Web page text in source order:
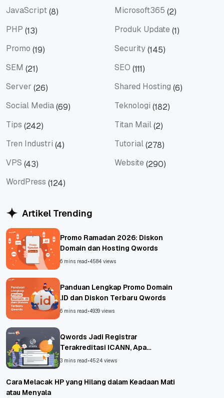
JavaScript(8) Microsoft365 (2)
PHP (13) Produk Update (1)
Promo (19) Security(145)
SEM (21) SEO (111)
Server (26) Shared Hosting (6)
Social Media(69) Teknologi (182)
Tips (242) Titan Mail(2)
Tren Industri (4) Tutorial(278)
VPS (43) Website (290)
WordPress (124)
Artikel Trending
Promo Ramadan 2026: Diskon
Domain dan Hosting Qwords
6 mins read•4584 views
Panduan Lengkap Promo Domain
.ID dan Diskon Terbaru Qwords
6 mins read•4939 views
Qwords Jadi Registrar
Terakreditasi ICANN, Apa
Untungnya?
3 mins read•4524 views
Cara Melacak HP yang Hilang dalam Keadaan Mati
atau Menyala